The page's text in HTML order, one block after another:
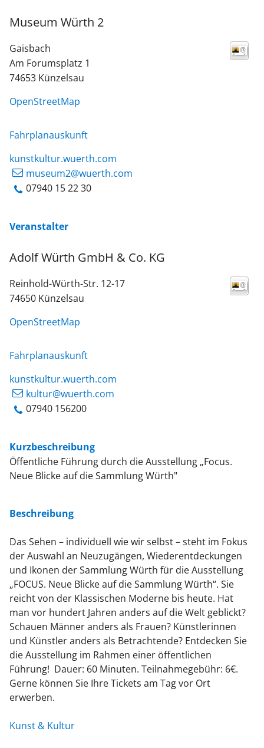
Museum Würth 2
Gaisbach
Am Forumsplatz 1
74653 Künzelsau
OpenStreetMap
Fahrplanauskunft
kunstkultur.wuerth.com
museum2@wuerth.com
07940 15 22 30
Veranstalter
Adolf Würth GmbH & Co. KG
Reinhold-Würth-Str. 12-17
74650 Künzelsau
OpenStreetMap
Fahrplanauskunft
kunstkultur.wuerth.com
kultur@wuerth.com
07940 156200
Kurzbeschreibung
Öffentliche Führung durch die Ausstellung „Focus.
Neue Blicke auf die Sammlung Würth"
Beschreibung
Das Sehen – individuell wie wir selbst – steht im Fokus
der Auswahl an Neuzugängen, Wiederentdeckungen
und Ikonen der Sammlung Würth für die Ausstellung
„FOCUS. Neue Blicke auf die Sammlung Würth“. Sie
reicht von der Klassischen Moderne bis heute. Hat
man vor hundert Jahren anders auf die Welt geblickt?
Schauen Männer anders als Frauen? Künstlerinnen
und Künstler anders als Betrachtende? Entdecken Sie
die Ausstellung im Rahmen einer öffentlichen
Führung! Dauer: 60 Minuten. Teilnahmegebühr: 6€.
Gerne können Sie Ihre Tickets am Tag vor Ort
erwerben.
Kunst & Kultur